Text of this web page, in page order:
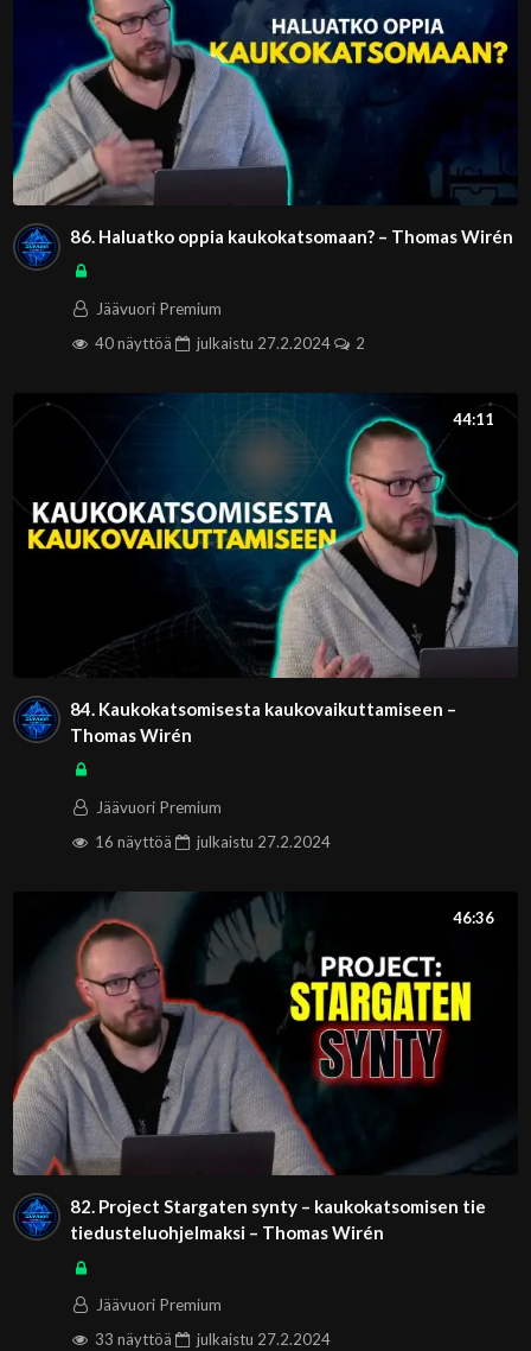
86. Haluatko oppia kaukokatsomaan? – Thomas Wirén
Jäävuori Premium
40 näyttöä
julkaistu 27.2.2024 2
44:11
84. Kaukokatsomisesta kaukovaikuttamiseen –
Thomas Wirén
Jäävuori Premium
16 näyttöä
julkaistu 27.2.2024
46:36
82. Project Stargaten synty – kaukokatsomisen tie
tiedusteluohjelmaksi – Thomas Wirén
Jäävuori Premium
33 näyttöä
julkaistu 27.2.2024